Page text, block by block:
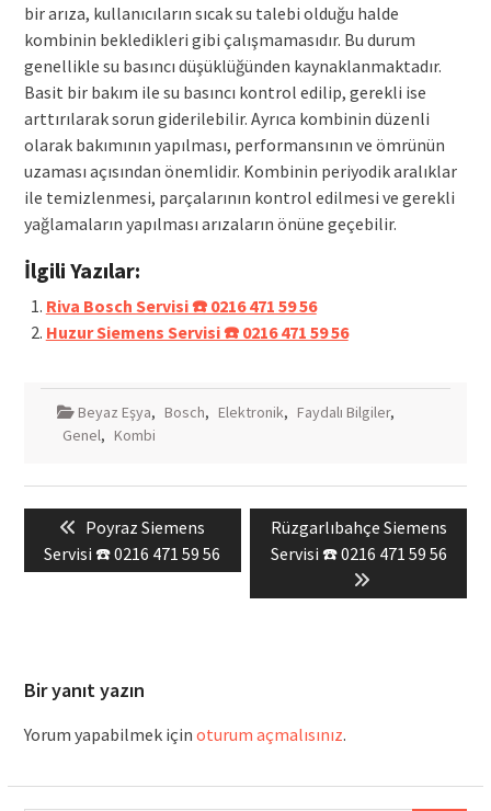
bir arıza, kullanıcıların sıcak su talebi olduğu halde
kombinin bekledikleri gibi çalışmamasıdır. Bu durum
genellikle su basıncı düşüklüğünden kaynaklanmaktadır.
Basit bir bakım ile su basıncı kontrol edilip, gerekli ise
arttırılarak sorun giderilebilir. Ayrıca kombinin düzenli
olarak bakımının yapılması, performansının ve ömrünün
uzaması açısından önemlidir. Kombinin periyodik aralıklar
ile temizlenmesi, parçalarının kontrol edilmesi ve gerekli
yağlamaların yapılması arızaların önüne geçebilir.
İlgili Yazılar:
Riva Bosch Servisi ☎️ 0216 471 59 56
Huzur Siemens Servisi ☎️ 0216 471 59 56
Beyaz Eşya, Bosch, Elektronik, Faydalı Bilgiler,
Genel, Kombi
gezinmesiPrevious
post:
Poyraz Siemens
Servisi ☎️ 0216 471 59 56
Next
post:
Rüzgarlıbahçe Siemens
Servisi ☎️ 0216 471 59 56
Bir yanıt yazın
Yorum yapabilmek için oturum açmalısınız.